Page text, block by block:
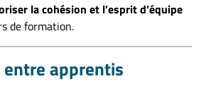
la cohésion et l’esprit d’équipe
de formation.
apprentis